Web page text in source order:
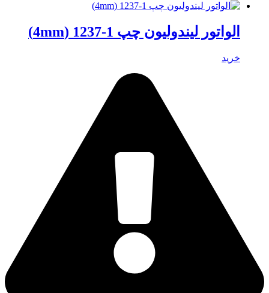
الواتور لیندولیون چپ 1-1237 (4mm)
خرید